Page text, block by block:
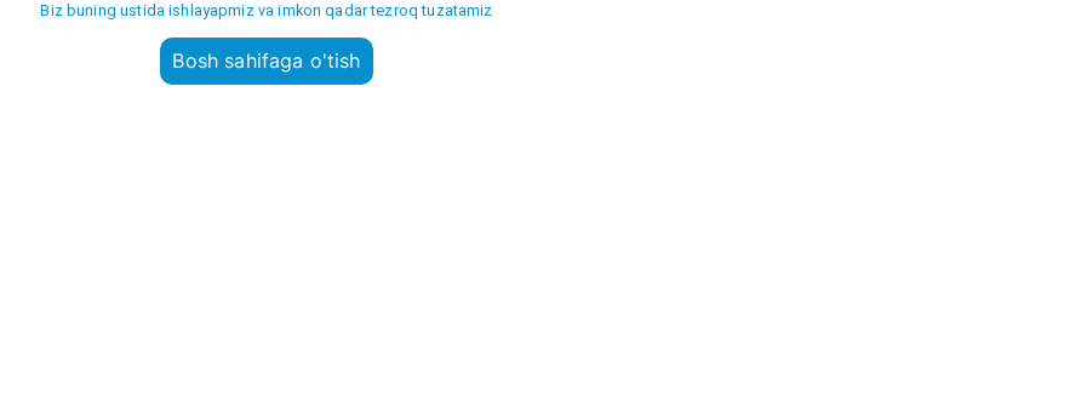
Biz buning ustida ishlayapmiz va imkon qadar tezroq tuzatamiz
Bosh sahifaga o'tish